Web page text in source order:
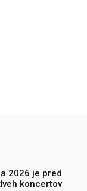
2026 je pred
koncertov